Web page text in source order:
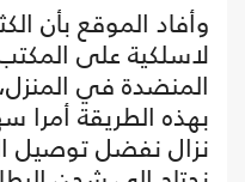
وأفاد الموقع بأن
لاسلكية على
المنضدة في
بهذه الطريقة أمرا
نزال نفضل توصيل